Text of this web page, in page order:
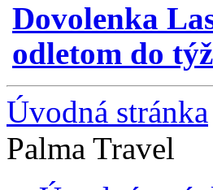
Dovolenka
odletom do
Úvodná stránka
Palma Travel